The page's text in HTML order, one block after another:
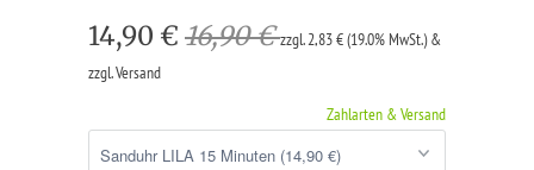
14,90 € 16,90 €zzgl. 2,83 € (19.0% MwSt.) &
zzgl. Versand
Zahlarten & Versand